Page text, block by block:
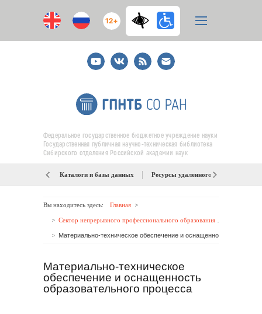
12+
YoutubeВКонтакте
RSS
E-
mail
Федеральное государственное бюджетное учреждение науки
Государственная публичная научно-техническая библиотека
Сибирского отделения Российской академии наук
Каталоги и базы данных Ресурсы удаленного доступа
Вы находитесь здесь: Главная
Материально-техническое
обеспечение и оснащенность
образовательного процесса